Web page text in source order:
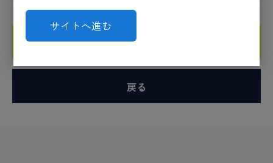
サイトへ進む
確認ページへ
戻る